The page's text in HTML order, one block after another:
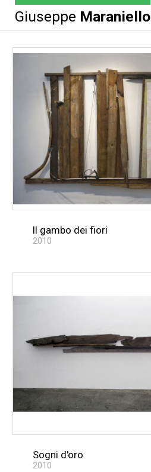
Giuseppe Maraniello
Il gambo dei fiori
2010
Sogni d'oro
2010